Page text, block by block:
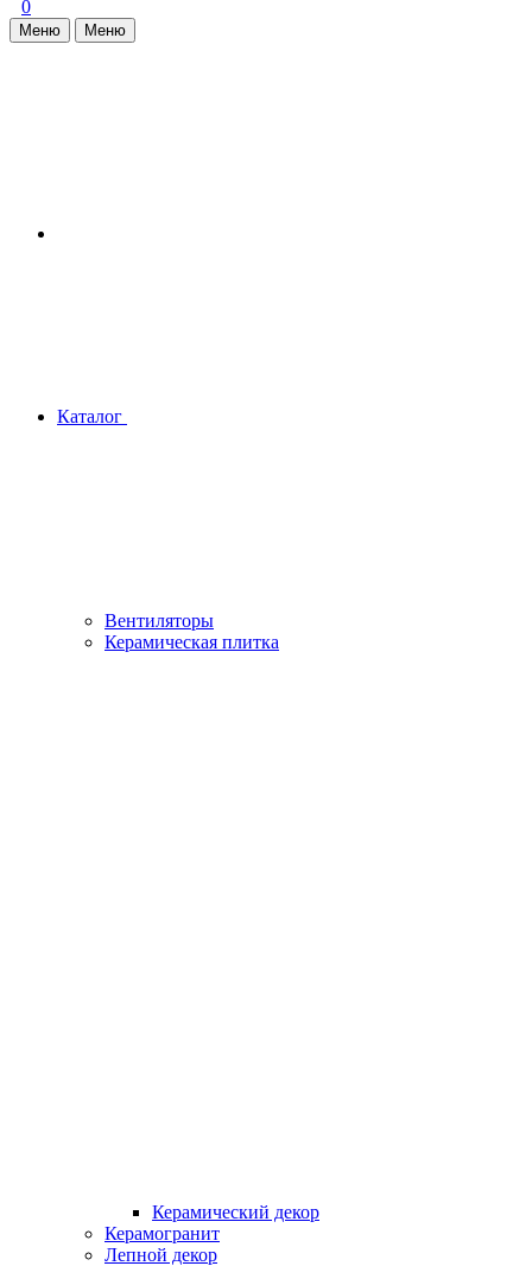
0
Меню Меню
Каталог
Вентиляторы
Керамическая плитка
Керамический декор
Керамогранит
Лепной декор